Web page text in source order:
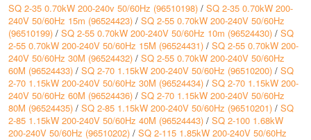
SQ 2-35 0.70kW 200-240v 50/60Hz (96510198) / SQ 2-35 0.70kW 200-
240V 50/60Hz 15m (96524423) / SQ 2-55 0.70kW 200-240V 50/60Hz
(96510199) / SQ 2-55 0.70kW 200-240V 50/60Hz 10m (96524430) / SQ
2-55 0.70kW 200-240V 50/60Hz 15M (96524431) / SQ 2-55 0.70kW 200-
240V 50/60Hz 30M (96524432) / SQ 2-55 0.70kW 200-240V 50/60Hz
60M (96524433) / SQ 2-70 1.15kW 200-240V 50/60Hz (96510200) / SQ
2-70 1.15kW 200-240V 50/60Hz 30M (96524434) / SQ 2-70 1.15kW 200-
240V 50/60Hz 60M (96524436) / SQ 2-70 1.15kW 200-240V 50/60Hz
80M (96524435) / SQ 2-85 1.15kW 200-240V 50/60Hz (96510201) / SQ
2-85 1.15kW 200-240V 50/60Hz 40M (96524443) / SQ 2-100 1.68kW
200-240V 50/60Hz (96510202) / SQ 2-115 1.85kW 200-240V 50/60Hz